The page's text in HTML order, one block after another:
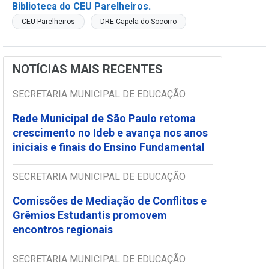
Biblioteca do CEU Parelheiros.
CEU Parelheiros DRE Capela do Socorro
NOTÍCIAS MAIS RECENTES
SECRETARIA MUNICIPAL DE EDUCAÇÃO
Rede Municipal de São Paulo retoma
crescimento no Ideb e avança nos anos
iniciais e finais do Ensino Fundamental
SECRETARIA MUNICIPAL DE EDUCAÇÃO
Comissões de Mediação de Conflitos e
Grêmios Estudantis promovem
encontros regionais
SECRETARIA MUNICIPAL DE EDUCAÇÃO